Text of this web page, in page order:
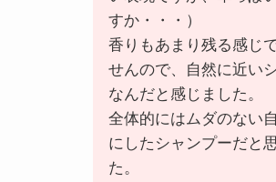
すか・・・）
香りもあまり残る感じ
せんので、自然に近い
なんだと感じました。
全体的にはムダのない
にしたシャンプーだと
た。